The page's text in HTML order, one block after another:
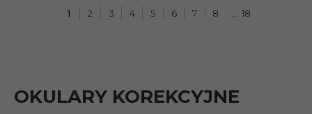
1 2 3 4 5 6 7 8 18
OKULARY KOREKCYJNE